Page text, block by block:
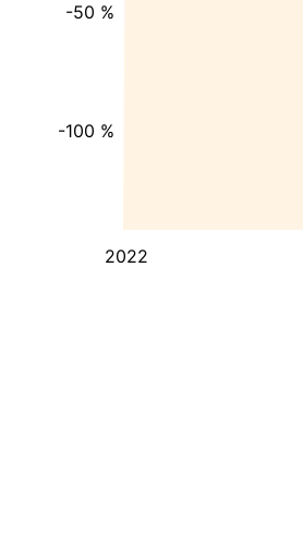
2022
-100 %
-50 %